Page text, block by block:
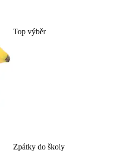
Top výběr
Zpátky do školy